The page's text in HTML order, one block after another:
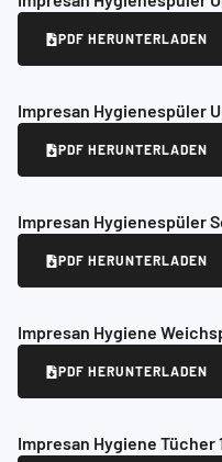
PDF HERUNTERLADEN
Impresan Hygienespüler
PDF HERUNTERLADEN
Impresan Hygienespüler
PDF HERUNTERLADEN
Impresan Hygiene
PDF HERUNTERLADEN
Impresan Hygiene Tücher